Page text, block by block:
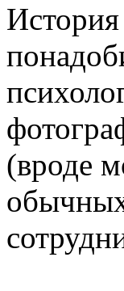
(вроде